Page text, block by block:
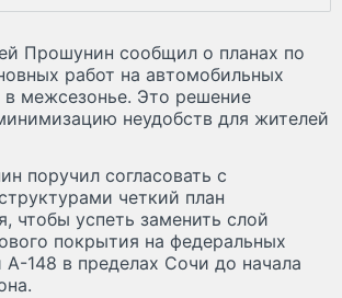
Прошунин сообщил о планах по
работ на автомобильных
в межсезонье. Это решение
неудобств для жителей
поручил согласовать с
четкий план
чтобы успеть заменить слой
покрытия на федеральных
А-148 в пределах Сочи до начала